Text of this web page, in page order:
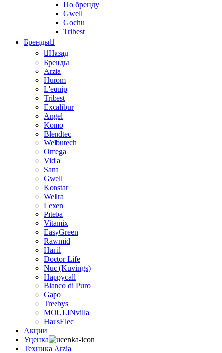
По бренду
Gwell
Gochu
Tribest
Бренды
Назад
Бренды
Arzia
Hurom
L'equip
Tribest
Excalibur
Angel
Komo
Blendtec
Welbutech
Omega
Vidia
Sana
Gwell
Konstar
Wellra
Lexen
Piteba
Vitamix
EasyGreen
Rawmid
Hanil
Doctor Life
Nuc (Kuvings)
Happycall
Bianco di Puro
Gapo
Treebys
MOULINvilla
HausElec
Акции
Уценка
Техника Arzia